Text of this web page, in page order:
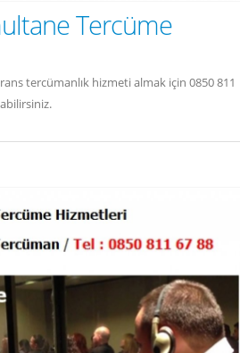
Tercüme
tercümanlık hizmeti almak için 0850 811